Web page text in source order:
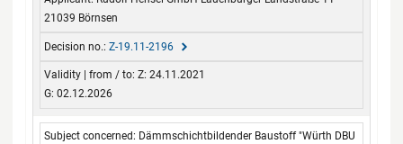
21039 Börnsen
Z-19.11-2196
Z: 24.11.2021
G: 02.12.2026
Dämmschichtbildender Baustoff "Würth DBU